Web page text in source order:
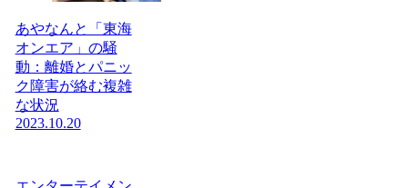
あやなんと「東海
オンエア」の騒
動：離婚とパニッ
ク障害が絡む複雑
な状況
2023.10.20